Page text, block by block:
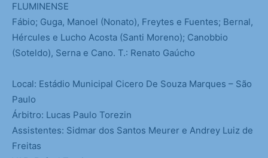
FLUMINENSE
Fábio; Guga, Manoel (Nonato), Freytes e Fuentes; Bernal,
Hércules e Lucho Acosta (Santi Moreno); Canobbio
(Soteldo), Serna e Cano. T.: Renato Gaúcho
Local: Estádio Municipal Cicero De Souza Marques – São
Paulo
Árbitro: Lucas Paulo Torezin
Assistentes: Sidmar dos Santos Meurer e Andrey Luiz de
Freitas